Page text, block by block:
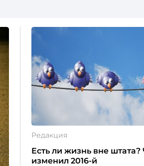
Редакция
Есть ли жизнь вне штата?
изменил 2016-й